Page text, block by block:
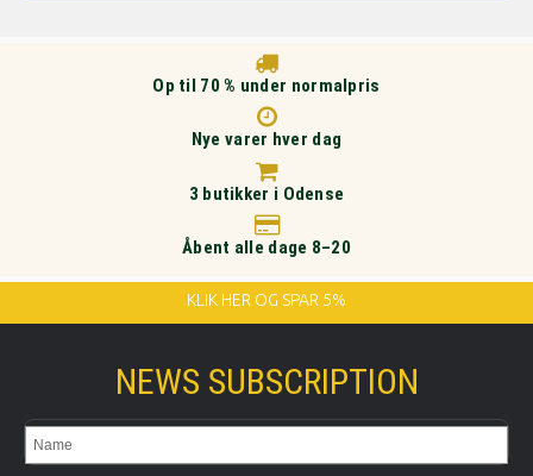
Op til 70 % under normalpris
Nye varer hver dag
3 butikker i Odense
Åbent alle dage 8–20
KLIK HER OG SPAR 5%
NEWS SUBSCRIPTION